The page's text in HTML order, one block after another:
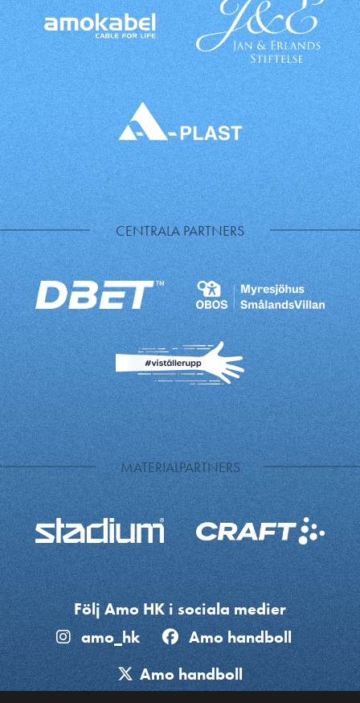
CENTRALA PARTNERS
MATERIALPARTNERS
Följ Amo HK i sociala medier
amo_hk
Amo handboll
Amo handboll